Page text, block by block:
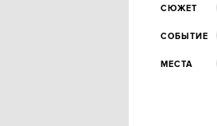
СЮЖЕТ
СОБЫТИЕ
МЕСТА